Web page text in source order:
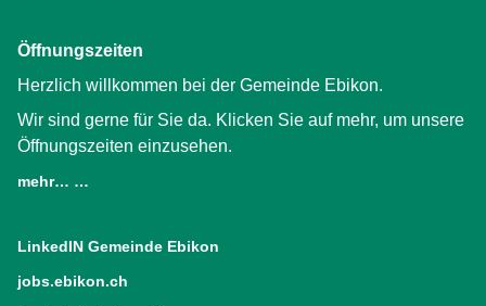
Öffnungszeiten
Herzlich willkommen bei der Gemeinde Ebikon.
Wir sind gerne für Sie da. Klicken Sie auf mehr, um unsere
Öffnungszeiten einzusehen.
mehr… …
LinkedIN Gemeinde Ebikon
jobs.ebikon.ch